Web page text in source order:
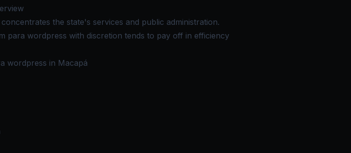
the state's services and public administration.
para wordpress with discretion tends to pay off in efficiency
wordpress in Macapá